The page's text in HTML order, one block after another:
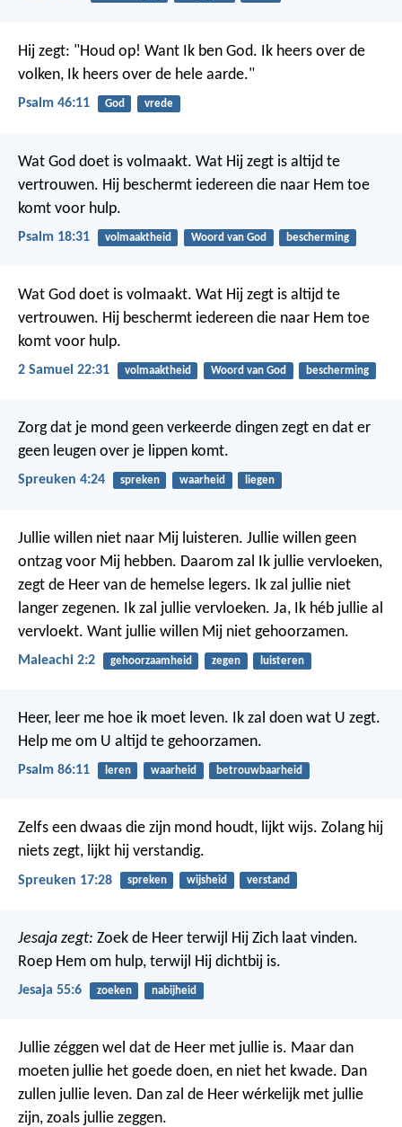
Hij zegt: "Houd op! Want Ik ben God. Ik heers over de
volken, Ik heers over de hele aarde."
Psalm 46:11 God vrede
Wat God doet is volmaakt. Wat Hij zegt is altijd te
vertrouwen. Hij beschermt iedereen die naar Hem toe
komt voor hulp.
Psalm 18:31 volmaaktheid Woord van God bescherming
Wat God doet is volmaakt. Wat Hij zegt is altijd te
vertrouwen. Hij beschermt iedereen die naar Hem toe
komt voor hulp.
2 Samuel 22:31 volmaaktheid Woord van God bescherming
Zorg dat je mond geen verkeerde dingen zegt en dat er
geen leugen over je lippen komt.
Spreuken 4:24 spreken waarheid liegen
Jullie willen niet naar Mij luisteren. Jullie willen geen
ontzag voor Mij hebben. Daarom zal Ik jullie vervloeken,
zegt de Heer van de hemelse legers. Ik zal jullie niet
langer zegenen. Ik zal jullie vervloeken. Ja, Ik héb jullie al
vervloekt. Want jullie willen Mij niet gehoorzamen.
Maleachi 2:2 gehoorzaamheid zegen luisteren
Heer, leer me hoe ik moet leven. Ik zal doen wat U zegt.
Help me om U altijd te gehoorzamen.
Psalm 86:11 leren waarheid betrouwbaarheid
Zelfs een dwaas die zijn mond houdt, lijkt wijs. Zolang hij
niets zegt, lijkt hij verstandig.
Spreuken 17:28 spreken wijsheid verstand
Jesaja zegt: Zoek de Heer terwijl Hij Zich laat vinden.
Roep Hem om hulp, terwijl Hij dichtbij is.
Jesaja 55:6 zoeken nabijheid
Jullie zéggen wel dat de Heer met jullie is. Maar dan
moeten jullie het goede doen, en niet het kwade. Dan
zullen jullie leven. Dan zal de Heer wérkelijk met jullie
zijn, zoals jullie zeggen.